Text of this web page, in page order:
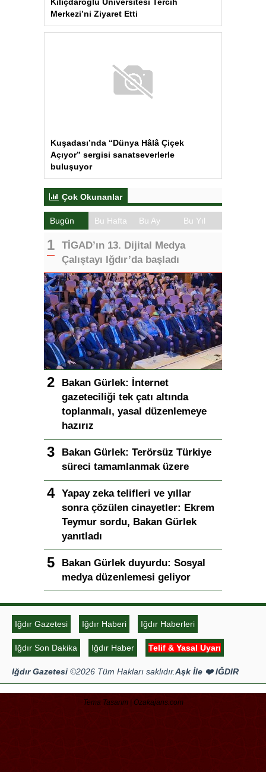
BAYRAMPAŞA’da Kavga: Bir Kişi
Hayatını Kaybetti
Aydın’daki Yangın Hayvan Tahliyesine
Sebep Oldu
Kılıçdaroğlu Üniversitesi Tercih
Merkezi’ni Ziyaret Etti
Kuşadası’nda “Dünya Hâlâ Çiçek
Açıyor” sergisi sanatseverlerle
buluşuyor
Çok Okunanlar
Bugün Bu Hafta Bu Ay Bu Yıl
TİGAD’ın 13. Dijital Medya
Çalıştayı Iğdır’da başladı
Bakan Gürlek: İnternet
gazeteciliği tek çatı altında
toplanmalı, yasal düzenlemeye
hazırız
Bakan Gürlek: Terörsüz Türkiye
süreci tamamlanmak üzere
Yapay zeka telifleri ve yıllar
sonra çözülen cinayetler: Ekrem
Teymur sordu, Bakan Gürlek
yanıtladı
medya düzenlemesi geliyor